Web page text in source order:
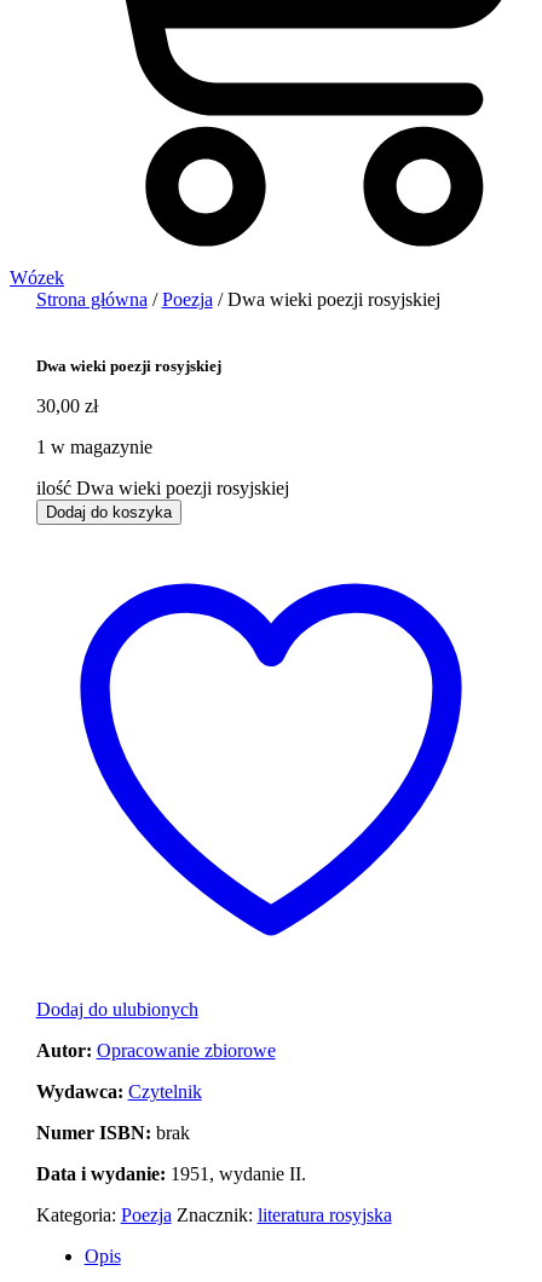
Wózek
Strona główna /Poezja / Dwa wieki poezji rosyjskiej
Dwa wieki poezji rosyjskiej
30,00 zł
1 w magazynie
ilość Dwa wieki poezji rosyjskiej
Dodaj do koszyka
Dodaj do ulubionych
Autor: Opracowanie zbiorowe
Wydawca: Czytelnik
Numer ISBN: brak
Data i wydanie: 1951, wydanie II.
Kategoria: Poezja Znacznik: literatura rosyjska
Opis